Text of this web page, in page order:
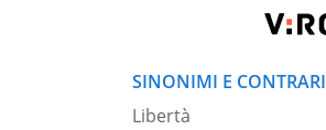
SINONIMI E CONTRARI
Libertà